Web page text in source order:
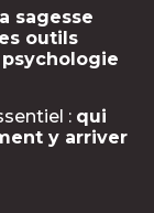
sagesse
outils
: qui
y arriver